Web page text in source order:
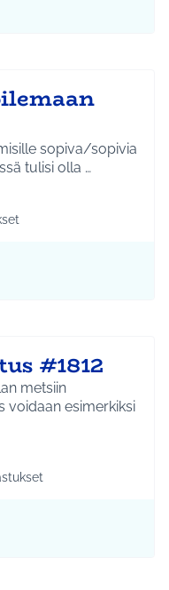
sopiva/sopivia
tulisi olla …
mukaan: Liikunta ja
#1812
metsiin
voidaan esimerkiksi
Tuusula
mukaan: Liikunta ja